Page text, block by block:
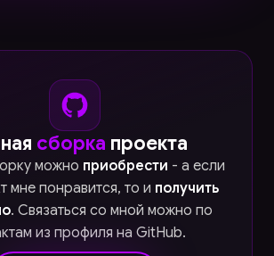
сборка проекта
можно приобрести - а если
мне понравится, то и получить
. Связаться со мной можно по
из профиля на GitHub.